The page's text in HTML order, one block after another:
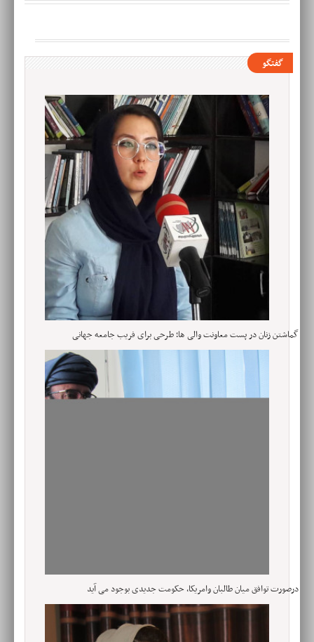
گفتگو
گماشتن زنان در پست معاونت والی ها؛ طرحی برای فریب جامعه جهانی
درصورت توافق میان طالبان وامریکا، حکومت جدیدی بوجود می آید